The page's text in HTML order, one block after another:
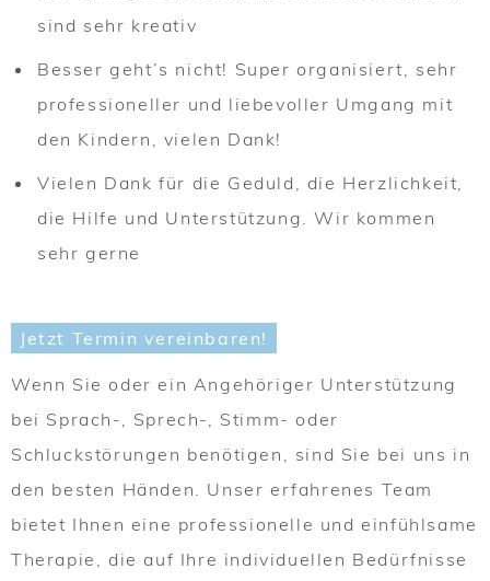
sind sehr kreativ
Besser geht’s nicht! Super organisiert, sehr
professioneller und liebevoller Umgang mit
den Kindern, vielen Dank!
Vielen Dank für die Geduld, die Herzlichkeit,
die Hilfe und Unterstützung. Wir kommen
sehr gerne
Jetzt Termin vereinbaren!
Wenn Sie oder ein Angehöriger Unterstützung
bei Sprach-, Sprech-, Stimm- oder
Schluckstörungen benötigen, sind Sie bei uns in
den besten Händen. Unser erfahrenes Team
bietet Ihnen eine professionelle und einfühlsame
Therapie, die auf Ihre individuellen Bedürfnisse